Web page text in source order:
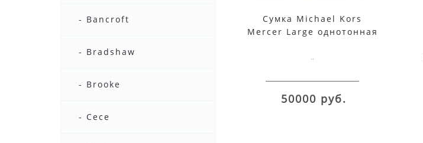
- Bancroft
- Bradshaw
- Brooke
- Cece
Сумка Michael Kors
Mercer Large однотонная
..
50000 руб.